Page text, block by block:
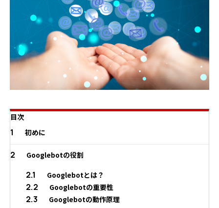
目次
1 初めに
2 Googlebotの役割
2.1 Googlebotとは？
2.2 Googlebotの重要性
2.3 Googlebotの動作原理